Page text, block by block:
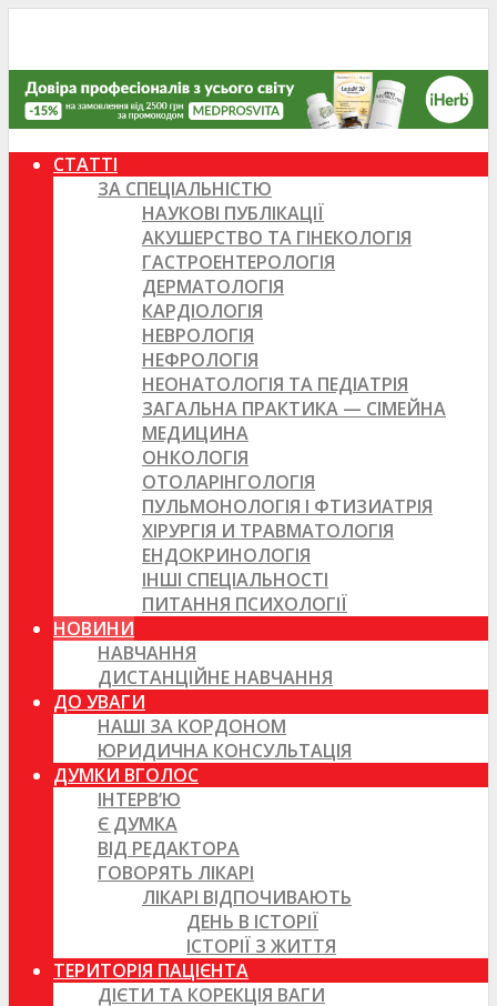
СТАТТІ
ЗА СПЕЦІАЛЬНІСТЮ
НАУКОВІ ПУБЛІКАЦІЇ
АКУШЕРСТВО ТА ГІНЕКОЛОГІЯ
ГАСТРОЕНТЕРОЛОГІЯ
ДЕРМАТОЛОГІЯ
КАРДІОЛОГІЯ
НЕВРОЛОГІЯ
НЕФРОЛОГІЯ
НЕОНАТОЛОГІЯ ТА ПЕДІАТРІЯ
ЗАГАЛЬНА ПРАКТИКА — СІМЕЙНА
МЕДИЦИНА
ОНКОЛОГІЯ
ОТОЛАРІНГОЛОГІЯ
ПУЛЬМОНОЛОГІЯ І ФТИЗИАТРІЯ
ХІРУРГІЯ И ТРАВМАТОЛОГІЯ
ЕНДОКРИНОЛОГІЯ
ІНШІ СПЕЦІАЛЬНОСТІ
ПИТАННЯ ПСИХОЛОГІЇ
НОВИНИ
НАВЧАННЯ
ДИСТАНЦІЙНЕ НАВЧАННЯ
ДО УВАГИ
НАШІ ЗА КОРДОНОМ
ЮРИДИЧНА КОНСУЛЬТАЦІЯ
ДУМКИ ВГОЛОС
ІНТЕРВ’Ю
Є ДУМКА
ВІД РЕДАКТОРА
ГОВОРЯТЬ ЛІКАРІ
ЛІКАРІ ВІДПОЧИВАЮТЬ
ДЕНЬ В ІСТОРІЇ
ІСТОРІЇ З ЖИТТЯ
ТЕРИТОРІЯ ПАЦІЄНТА
ДІЄТИ ТА КОРЕКЦІЯ ВАГИ